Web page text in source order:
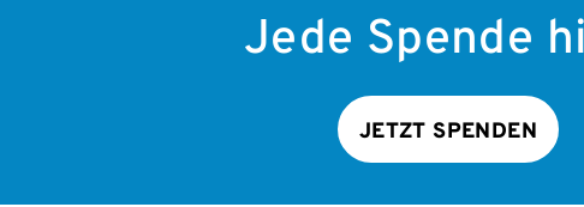
Jede Spende
JETZT SPENDEN